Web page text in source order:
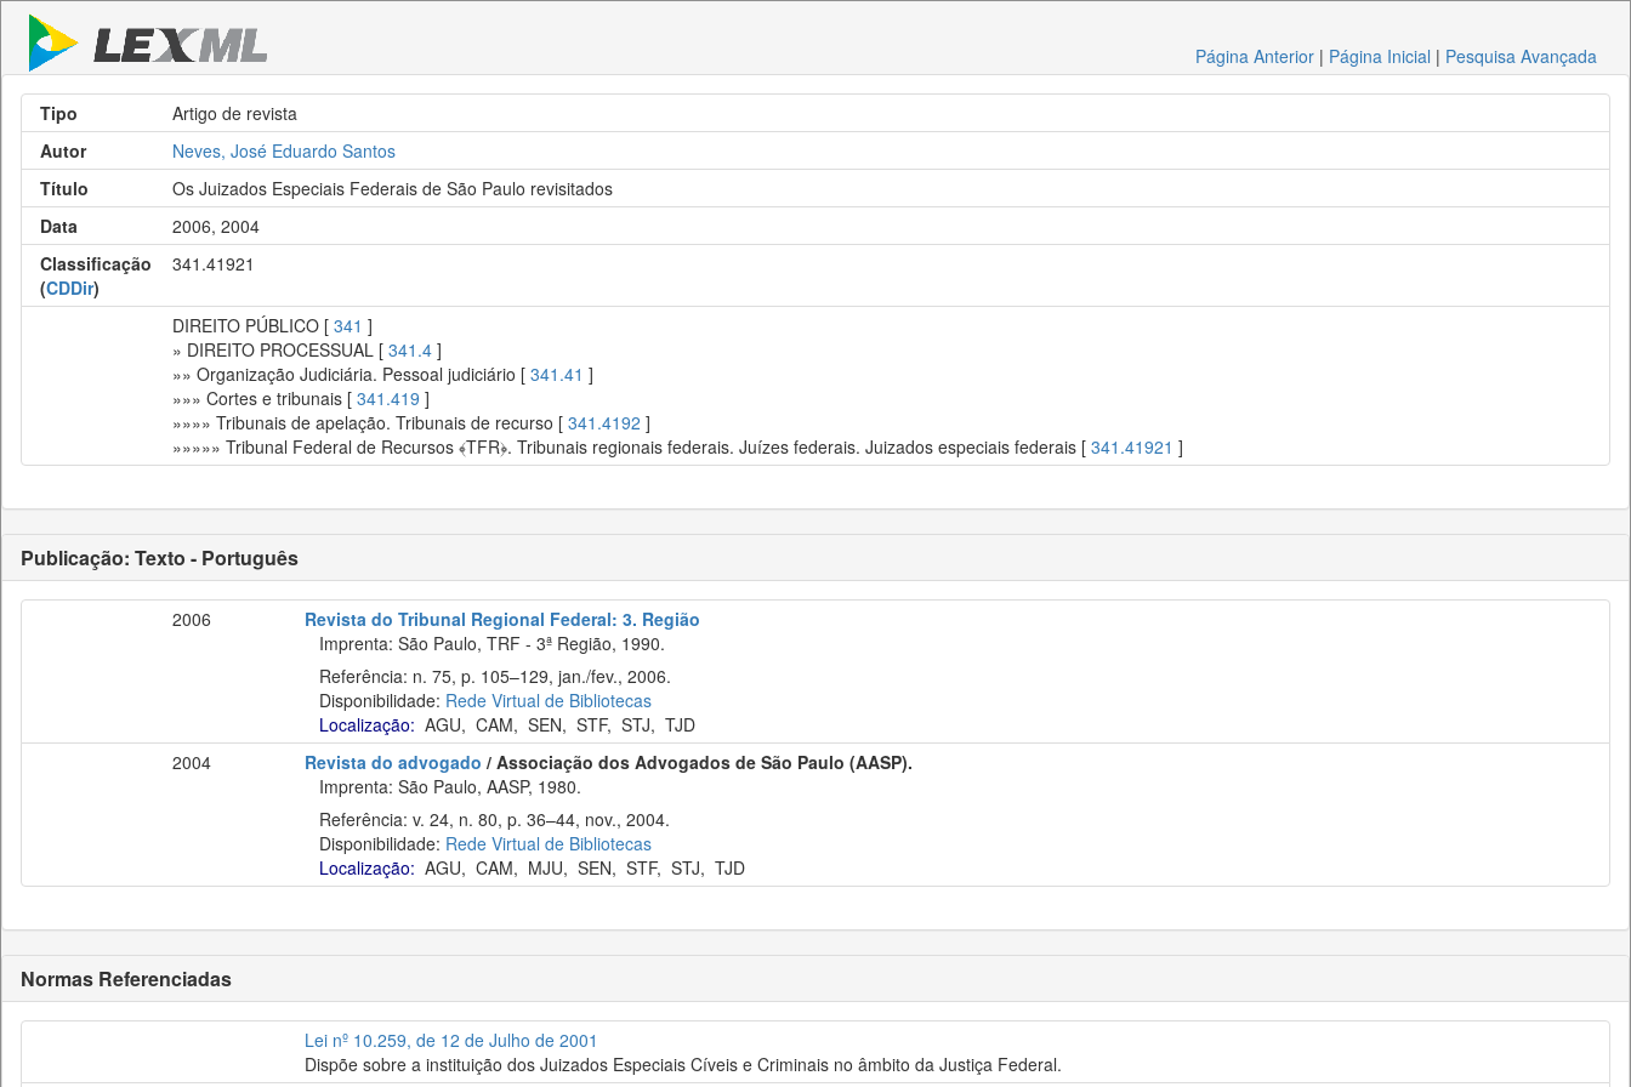
Página Anterior | Página Inicial | Pesquisa Avançada
Tipo
Artigo de revista
Autor
Neves, José Eduardo Santos
Título
Os Juizados Especiais Federais de São Paulo revisitados
Data
2006, 2004
Classificação
(CDDir)
341.41921
DIREITO PÚBLICO [ 341 ]
» DIREITO PROCESSUAL [ 341.4 ]
»» Organização Judiciária. Pessoal judiciário [ 341.41 ]
»»» Cortes e tribunais [ 341.419 ]
»»»» Tribunais de apelação. Tribunais de recurso [ 341.4192 ]
»»»»» Tribunal Federal de Recursos ﴾TFR﴿. Tribunais regionais federais. Juízes federais. Juizados especiais federais [ 341.41921 ]
Publicação: Texto - Português
2006
Revista do Tribunal Regional Federal: 3. Região
Imprenta: São Paulo, TRF - 3ª Região, 1990.
Referência: n. 75, p. 105–129, jan./fev., 2006.
Disponibilidade: Rede Virtual de Bibliotecas
Localização: AGU, CAM, SEN, STF, STJ, TJD
2004
Revista do advogado / Associação dos Advogados de São Paulo (AASP).
Imprenta: São Paulo, AASP, 1980.
Referência: v. 24, n. 80, p. 36–44, nov., 2004.
Disponibilidade: Rede Virtual de Bibliotecas
Localização: AGU, CAM, MJU, SEN, STF, STJ, TJD
Normas Referenciadas
Lei nº 10.259, de 12 de Julho de 2001
Dispõe sobre a instituição dos Juizados Especiais Cíveis e Criminais no âmbito da Justiça Federal.